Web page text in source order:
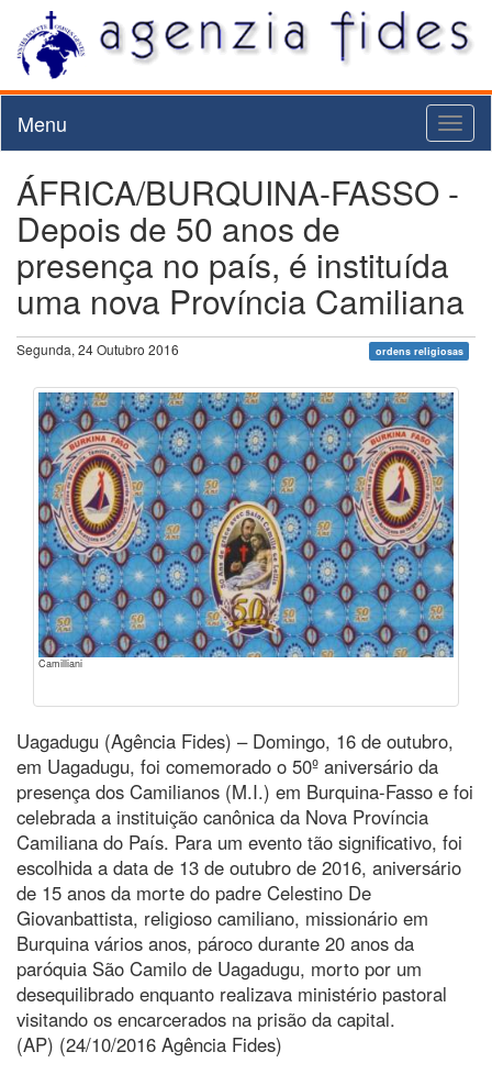
Menu
ÁFRICA/BURQUINA-FASSO -
Depois de 50 anos de
presença no país, é instituída
uma nova Província Camiliana
Segunda, 24 Outubro 2016 ordens religiosas
Camilliani
Uagadugu (Agência Fides) – Domingo, 16 de outubro,
em Uagadugu, foi comemorado o 50º aniversário da
presença dos Camilianos (M.I.) em Burquina-Fasso e foi
celebrada a instituição canônica da Nova Província
Camiliana do País. Para um evento tão significativo, foi
escolhida a data de 13 de outubro de 2016, aniversário
de 15 anos da morte do padre Celestino De
Giovanbattista, religioso camiliano, missionário em
Burquina vários anos, pároco durante 20 anos da
paróquia São Camilo de Uagadugu, morto por um
desequilibrado enquanto realizava ministério pastoral
visitando os encarcerados na prisão da capital.
(AP) (24/10/2016 Agência Fides)